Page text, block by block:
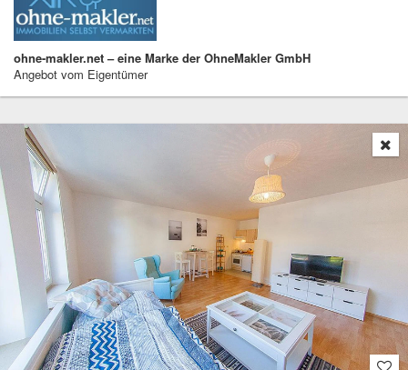
ohne-makler.net – eine Marke der OhneMakler GmbH
Angebot vom Eigentümer